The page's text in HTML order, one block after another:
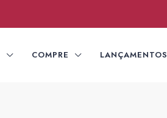
COMPRE LANÇAMENTOS